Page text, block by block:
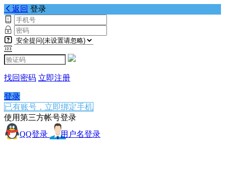
返回 登录
找回密码 立即注册
登录
已有账号，立即绑定手机
使用第三方帐号登录
QQ登录
用户名登录